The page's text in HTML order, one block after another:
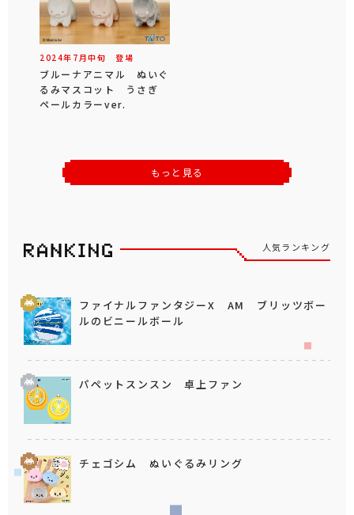
2024年 7 月中旬 登場
ブルーナアニマル ぬいぐ
るみマスコット うさぎ
ペールカラーver.
もっと見る
人気ランキング
ファイナルファンタジーX AM ブリッツボー
ルのビニールボール
パペットスンスン 卓上ファン
チェゴシム ぬいぐるみリング